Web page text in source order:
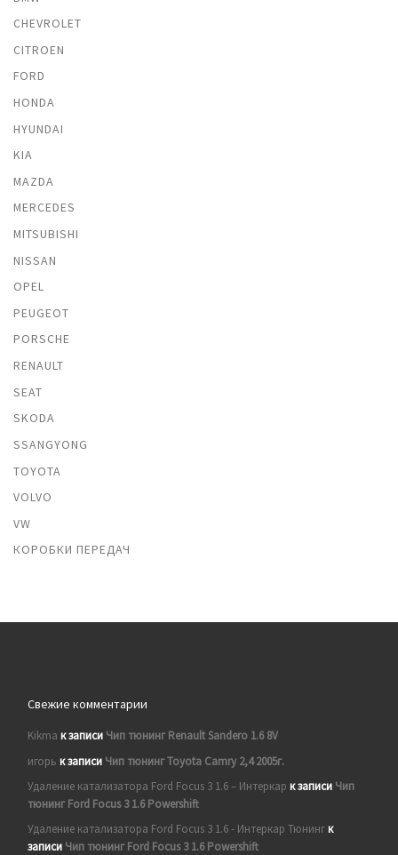
CHEVROLET
CITROEN
FORD
HONDA
HYUNDAI
KIA
MAZDA
MERCEDES
MITSUBISHI
NISSAN
OPEL
PEUGEOT
PORSCHE
RENAULT
SEAT
SKODA
SSANGYONG
TOYOTA
VOLVO
VW
КОРОБКИ ПЕРЕДАЧ
Свежие комментарии
Kikma к записи Чип тюнинг Renault Sandero 1.6 8V
игорь к записи Чип тюнинг Toyota Camry 2,4 2005г.
Удаление катализатора Ford Focus 3 1.6 – Интеркар к записи Чип
тюнинг Ford Focus 3 1.6 Powershift
Удаление катализатора Ford Focus 3 1.6 - Интеркар Тюнингк
записи Чип тюнинг Ford Focus 3 1.6 Powershift